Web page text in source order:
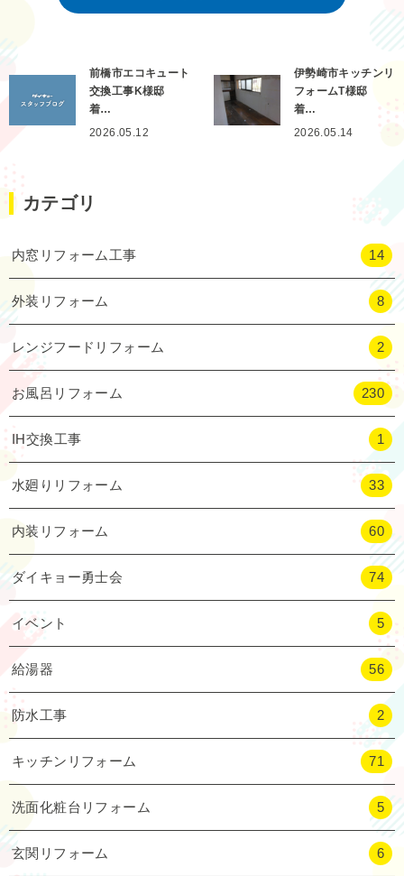
前橋市エコキュート
交換工事K様邸
着…
2026.05.12
伊勢崎市キッチンリ
フォームT様邸
着…
2026.05.14
カテゴリ
内窓リフォーム工事 14
外装リフォーム 8
レンジフードリフォーム 2
お風呂リフォーム 230
IH交換工事 1
水廻りリフォーム 33
内装リフォーム 60
ダイキョー勇士会 74
イベント 5
給湯器 56
防水工事 2
キッチンリフォーム 71
洗面化粧台リフォーム 5
玄関リフォーム 6